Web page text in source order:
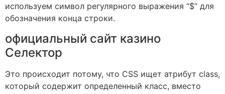
используем символ регулярного выражения “$” для
обозначения конца строки.
официальный сайт казино
Селектор
Это происходит потому, что CSS ищет атрибут class,
который содержит определенный класс, вместо